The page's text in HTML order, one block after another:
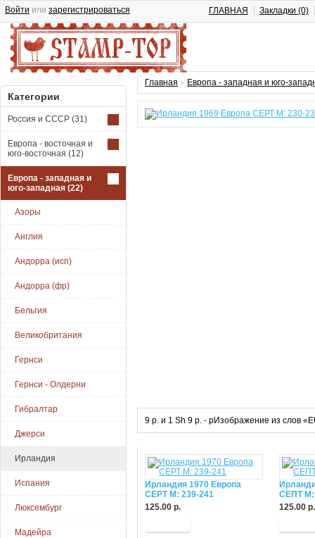
Войти или зарегистрироваться ГЛАВНАЯ Закладки (0)
Категории
Россия и СССР (31)
Европа - восточная и
юго-восточная (12)
Европа - западная и
юго-западная (22)
Азоры
Англия
Андорра (исп)
Андорра (фр)
Бельгия
Великобритания
Гернси
Гернси - Олдерни
Гибралтар
Джерси
Ирландия
Испания
Люксембург
Мадейра
Главная » Европа - западная и юго-
9 р. и 1 Sh 9 p. - pИзображение из слов
Ирландия 1970 Европа
СЕРТ M: 239-241
125.00 р.
СЕПТ M:
125.00 р.